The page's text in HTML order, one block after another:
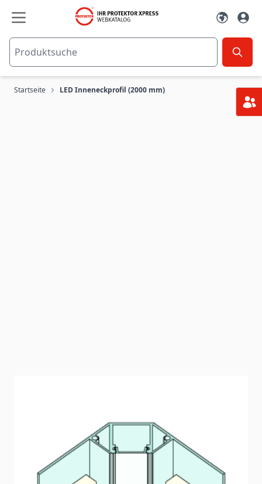
Zum Inhalt springen
Startseite LED Inneneckprofil (2000 mm)
Inneneckprofil mit opaler Kunststoffabdeckung für LED-
Strips. Geeignet für LED-Strips mit max. Breite 14 mm und
max. 15 Watt/m. LED-Schiene ohne LED-Strips Für
Plattendicke 12,5 mm